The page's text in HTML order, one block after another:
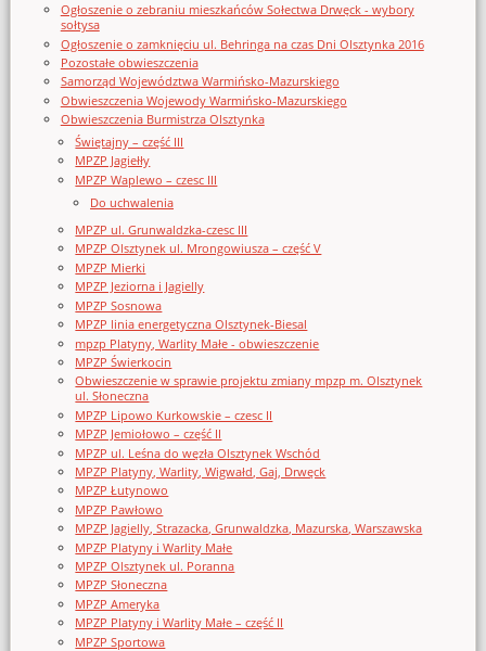
Ogłoszenie o zebraniu mieszkańców Sołectwa Drwęck - wybory
sołtysa
Ogłoszenie o zamknięciu ul. Behringa na czas Dni Olsztynka 2016
Pozostałe obwieszczenia
Samorząd Województwa Warmińsko-Mazurskiego
Obwieszczenia Wojewody Warmińsko-Mazurskiego
Obwieszczenia Burmistrza Olsztynka
Świętajny – część III
MPZP Jagiełły
MPZP Waplewo – czesc III
Do uchwalenia
MPZP ul. Grunwaldzka-czesc III
MPZP Olsztynek ul. Mrongowiusza – część V
MPZP Mierki
MPZP Jeziorna i Jagielly
MPZP Sosnowa
MPZP linia energetyczna Olsztynek-Biesal
mpzp Platyny, Warlity Małe - obwieszczenie
MPZP Świerkocin
Obwieszczenie w sprawie projektu zmiany mpzp m. Olsztynek
ul. Słoneczna
MPZP Lipowo Kurkowskie – czesc II
MPZP Jemiołowo – część II
MPZP ul. Leśna do węzła Olsztynek Wschód
MPZP Platyny, Warlity, Wigwałd, Gaj, Drwęck
MPZP Łutynowo
MPZP Pawłowo
MPZP Jagielly, Strazacka, Grunwaldzka, Mazurska, Warszawska
MPZP Platyny i Warlity Małe
MPZP Olsztynek ul. Poranna
MPZP Słoneczna
MPZP Ameryka
MPZP Platyny i Warlity Małe – część II
MPZP Sportowa